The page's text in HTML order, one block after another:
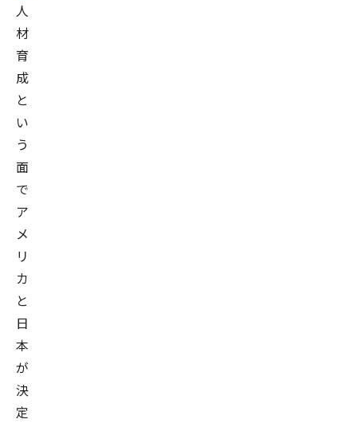
人
材
育
成
と
い
う
面
で
ア
メ
リ
カ
と
日
本
が
決
定